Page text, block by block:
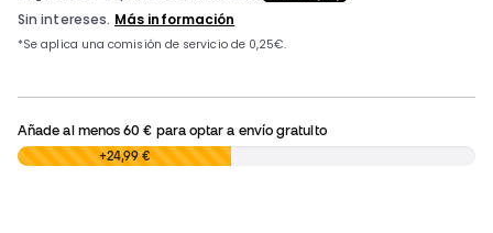
Añade al menos60 € para optar a envío gratuito
0,00 € +24,99 €